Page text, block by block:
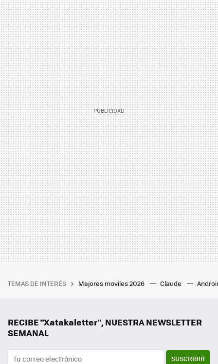
TEMAS DE INTERÉS Mejores moviles 2026 Claude
RECIBE "Xatakaletter", NUESTRA NEWSLETTER
SEMANAL
SUSCRIBIR